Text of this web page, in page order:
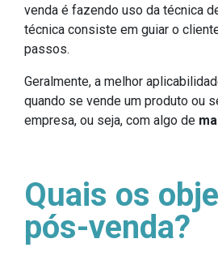
venda é fazendo uso da técnica
técnica consiste em guiar o
passos.
Geralmente, a melhor
quando se vende um produto ou
empresa, ou seja, com algo de
Quais os
pós-venda?